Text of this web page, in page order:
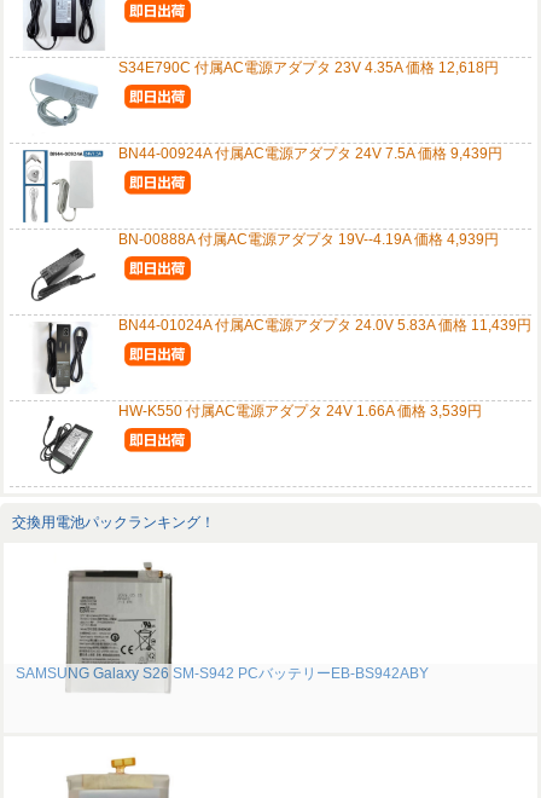
S34E790C 付属AC電源アダプタ 23V 4.35A 価格 12,618円
BN44-00924A 付属AC電源アダプタ 24V 7.5A 価格 9,439円
BN-00888A 付属AC電源アダプタ 19V--4.19A 価格 4,939円
BN44-01024A 付属AC電源アダプタ 24.0V 5.83A 価格 11,439円
HW-K550 付属AC電源アダプタ 24V 1.66A 価格 3,539円
交換用電池パックランキング！
SAMSUNG Galaxy S26 SM-S942 PCバッテリーEB-BS942ABY